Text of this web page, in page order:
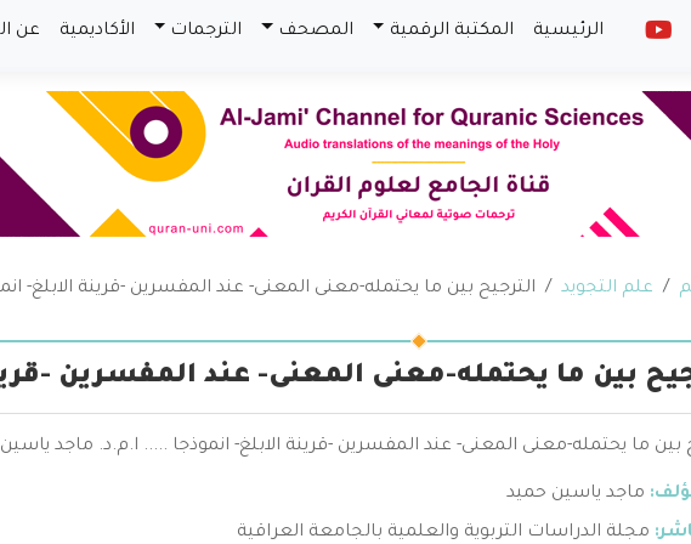
الرئيسية المكتبة الرقمية المصحف الترجمات الأكاديمية عن
علم التجويد الترجيح بين ما يحتمله-معنى المعنى- عند المفسرين -قرينة الابلغ-
بين ما يحتمله-معنى المعنى- عند المفسرين -
بين ما يحتمله-معنى المعنى- عند المفسرين -قرينة الابلغ- انموذجا ..... ا.م.د. ماجد
ماجد ياسين حميد
مجلة الدراسات التربوية والعلمية بالجامعة العراقية